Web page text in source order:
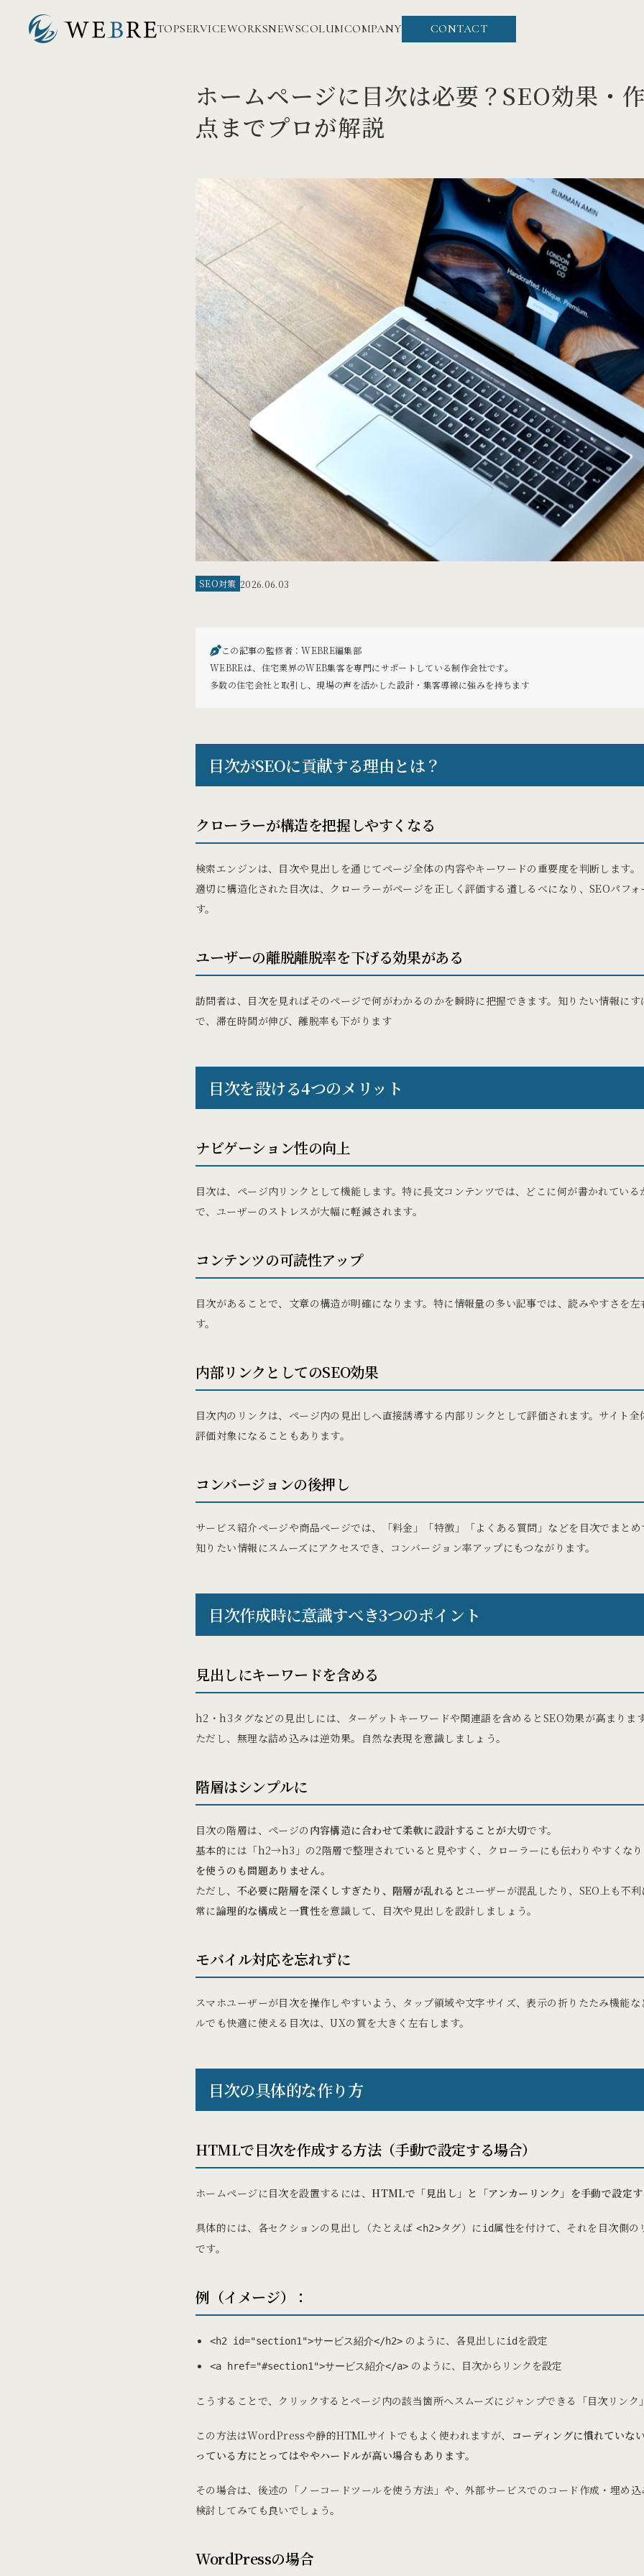
TOPSERVICEWORKSNEWSCOLUMCOMPANY CONTACT
ホームページに目次は必要？SEO効果・
点までプロが解説
SEO対策 2026.06.03
この記事の監修者：WEBRE編集部
WEBREは、住宅業界のWEB集客を専門にサポートしている制作会社です。
多数の住宅会社と取引し、現場の声を活かした設計・集客導線に強みを持ちます
目次がSEOに貢献する理由とは？
クローラーが構造を把握しやすくなる
検索エンジンは、目次や見出しを通じてページ全体の内容やキーワードの重要度を判断します。
適切に構造化された目次は、クローラーがページを正しく評価する道しるべになり、SEOパフ
す。
ユーザーの離脱離脱率を下げる効果がある
訪問者は、目次を見ればそのページで何がわかるのかを瞬時に把握できます。知りたい情報にす
で、滞在時間が伸び、離脱率も下がります
目次を設ける4つのメリット
ナビゲーション性の向上
目次は、ページ内リンクとして機能します。特に長文コンテンツでは、どこに何が書かれてい
で、ユーザーのストレスが大幅に軽減されます。
コンテンツの可読性アップ
目次があることで、文章の構造が明確になります。特に情報量の多い記事では、読みやすさを
す。
内部リンクとしてのSEO効果
目次内のリンクは、ページ内の見出しへ直接誘導する内部リンクとして評価されます。サイト全
評価対象になることもあります。
コンバージョンの後押し
サービス紹介ページや商品ページでは、「料金」「特徴」「よくある質問」などを目次でまと
知りたい情報にスムーズにアクセスでき、コンバージョン率アップにもつながります。
目次作成時に意識すべき3つのポイント
見出しにキーワードを含める
h2・h3タグなどの見出しには、ターゲットキーワードや関連語を含めるとSEO効果が高まります
ただし、無理な詰め込みは逆効果。自然な表現を意識しましょう。
階層はシンプルに
目次の階層は、ページの 内容構造に合わせて柔軟に設計することが大切です。
基本的には「h2→h3」の2階層で整理されていると見やすく、クローラーにも伝わりやすくなり
を使うのも問題ありません。
ただし、 不必要に階層を深くしすぎたり、階層が乱れるとユーザーが混乱したり、SEO上も不利
常に論理的な構成 と 一貫性を意識して、目次や見出しを設計しましょう。
モバイル対応を忘れずに
スマホユーザーが目次を操作しやすいよう、タップ領域や文字サイズ、表示の折りたたみ機能
ルでも快適に使える目次は、UXの質を大きく左右します。
目次の具体的な作り方
HTMLで目次を作成する方法（手動で設定する場合）
ホームページに目次を設置するには、HTMLで「見出し」と「アンカーリンク」を手動で設定
具体的には、各セクションの見出し（たとえば<h2>タグ）にid属性を付けて、それを目次側の
です。
例（イメージ）：
<h2 id="section1">サービス紹介</h2>のように、各見出しにidを設定
<a href="#section1">サービス紹介</a>のように、目次からリンクを設定
こうすることで、クリックするとページ内の該当箇所へスムーズにジャンプできる「目次リンク
この方法はWordPressや静的HTMLサイトでもよく使われますが、
コーディングに慣れていな
っている方にとってはややハードルが高い場合もあります。
その場合は、後述の「ノーコードツールを使う方法」や、外部サービスでのコード作成・埋め
検討してみても良いでしょう。
WordPressの場合